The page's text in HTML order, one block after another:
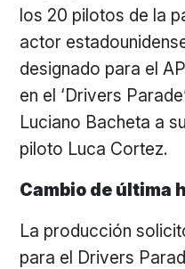
los 20 pilotos de la
actor
designado para el
en el ‘Drivers
Luciano Bacheta a
piloto Luca Cortez.
Cambio de última
La producción
para el Drivers